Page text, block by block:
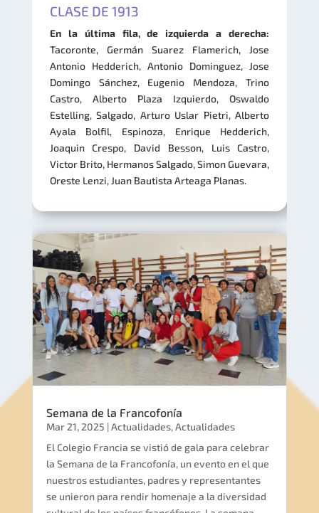
CLASE DE 1913
En la última fila, de izquierda a derecha:
Tacoronte, Germán Suarez Flamerich, Jose
Antonio Hedderich, Antonio Dominguez, Jose
Domingo Sánchez, Eugenio Mendoza, Trino
Castro, Alberto Plaza Izquierdo, Oswaldo
Estelling, Salgado, Arturo Uslar Pietri, Alberto
Ayala Bolfil, Espinoza, Enrique Hedderich,
Joaquin Crespo, David Besson, Luis Castro,
Victor Brito, Hermanos Salgado, Simon Guevara,
Oreste Lenzi, Juan Bautista Arteaga Planas.
Semana de la Francofonía
Mar 21, 2025 |Actualidades,Actualidades
El Colegio Francia se vistió de gala para celebrar
la Semana de la Francofonía, un evento en el que
nuestros estudiantes, padres y representantes
se unieron para rendir homenaje a la diversidad